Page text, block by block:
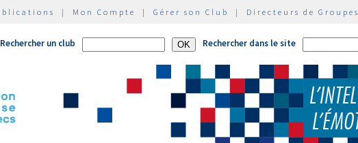
| Mon Compte | Gérer son Club | Directeurs de Groupes
Rechercher un club Rechercher dans le site